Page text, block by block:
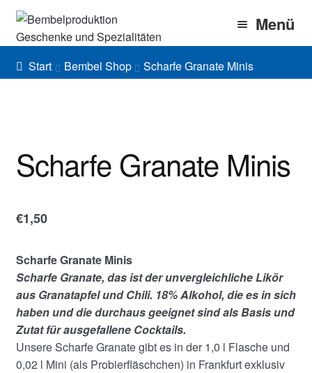
Zur
Navigation
Zum
Inhalt
Menü
Home
Blog
Imprint/DSGVO
Start Bembel Shop Scharfe Granate Minis
Scharfe Granate Minis
€1,50
Scharfe Granate Minis
Scharfe Granate, das ist der unvergleichliche Likör
aus Granatapfel und Chili. 18% Alkohol, die es in sich
haben und die durchaus geeignet sind als Basis und
Zutat für ausgefallene Cocktails.
Unsere Scharfe Granate gibt es in der 1,0 l Flasche und
0,02 l Mini (als Probierfläschchen) in Frankfurt exklusiv